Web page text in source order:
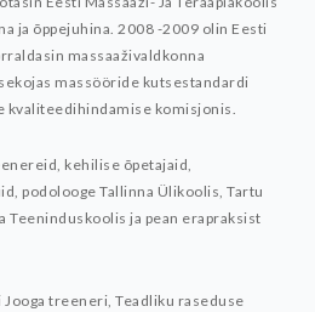
ja õppejuhina. 2008 -2009 olin Eesti
massaaživaldkonna
massööride kutsestandardi
kvaliteedihindamise komisjonis.
kehilise õpetajaid,
podolooge Tallinna Ülikoolis, Tartu
Teeninduskoolis ja pean erapraksist
treeneri, Teadliku raseduse